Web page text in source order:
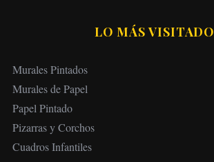
LO MÁS VISITADO
Murales Pintados
Murales de Papel
Papel Pintado
Pizarras y Corchos
Cuadros Infantiles